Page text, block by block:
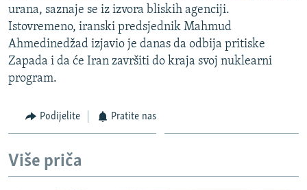
ISPRIČAJ MI
DNEVNO@RSE
SPECIJALI RSE
VIŠE OD NASLOVA
GENOCID U SREBRENICI
POPLAVE I KLIZIŠTA U BIH 2024.
TV LIBERTY
Sve RFE/RL stranice
urana, saznaje se iz izvora bliskih agenciji.
Istovremeno, iranski predsjednik Mahmud
Ahmedinedžad izjavio je danas da odbija pritiske
Zapada i da će Iran završiti do kraja svoj nuklearni
program.
Podijelite Pratite nas
Više priča